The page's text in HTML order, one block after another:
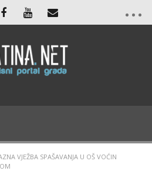
VJEŽBA SPAŠAVANJA U OŠ VOĆIN